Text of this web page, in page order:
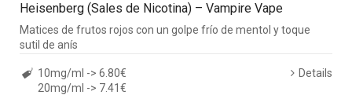
Heisenberg (Sales de Nicotina) – Vampire Vape
Matices de frutos rojos con un golpe frío de mentol y toque
sutil de anís
10mg/ml -> 6.80€
20mg/ml -> 7.41€
Details